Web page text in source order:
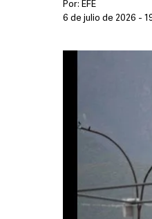
Por: EFE
6 de julio de 2026 -